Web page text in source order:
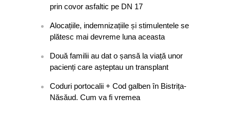
prin covor asfaltic pe DN 17
Alocațiile, indemnizațiile și stimulentele se
plătesc mai devreme luna aceasta
Două familii au dat o șansă la viață unor
pacienți care așteptau un transplant
Coduri portocalii + Cod galben în Bistrița-
Năsăud. Cum va fi vremea